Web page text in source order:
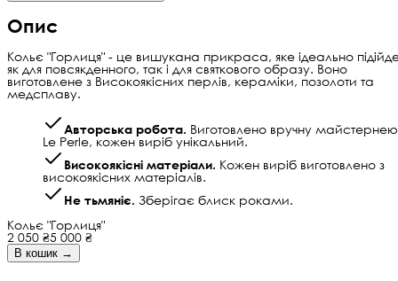
Опис
Кольє "Горлиця" - це вишукана прикраса, яке ідеально
як для повсякденного, так і для святкового образу. Воно
виготовлене з Високоякісних перлів, кераміки, позолоти та
медсплаву.
Авторська робота. Виготовлено вручну майстернею
Le Perle, кожен виріб унікальний.
Високоякісні матеріали. Кожен виріб виготовлено з
високоякісних матеріалів.
Не тьмяніє. Зберігає блиск роками.
Кольє "Горлиця"
2 050 ₴5 000 ₴
В кошик →